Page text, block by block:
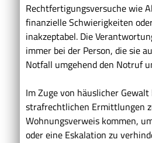
Rechtfertigungsversuche wie
finanzielle Schwierigkeiten
inakzeptabel. Die
immer bei der Person, die sie
Notfall umgehend den Notruf
Im Zuge von häuslicher Gewalt
strafrechtlichen Ermittlungen
Wohnungsverweis kommen,
oder eine Eskalation zu